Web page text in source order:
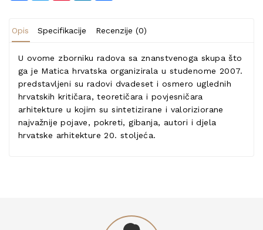
Opis Specifikacije Recenzije (0)
U ovome zborniku radova sa znanstvenoga skupa što
ga je Matica hrvatska organizirala u studenome 2007.
predstavljeni su radovi dvadeset i osmero uglednih
hrvatskih kritičara, teoretičara i povjesničara
arhitekture u kojim su sintetizirane i valoriziorane
najvažnije pojave, pokreti, gibanja, autori i djela
hrvatske arhitekture 20. stoljeća.